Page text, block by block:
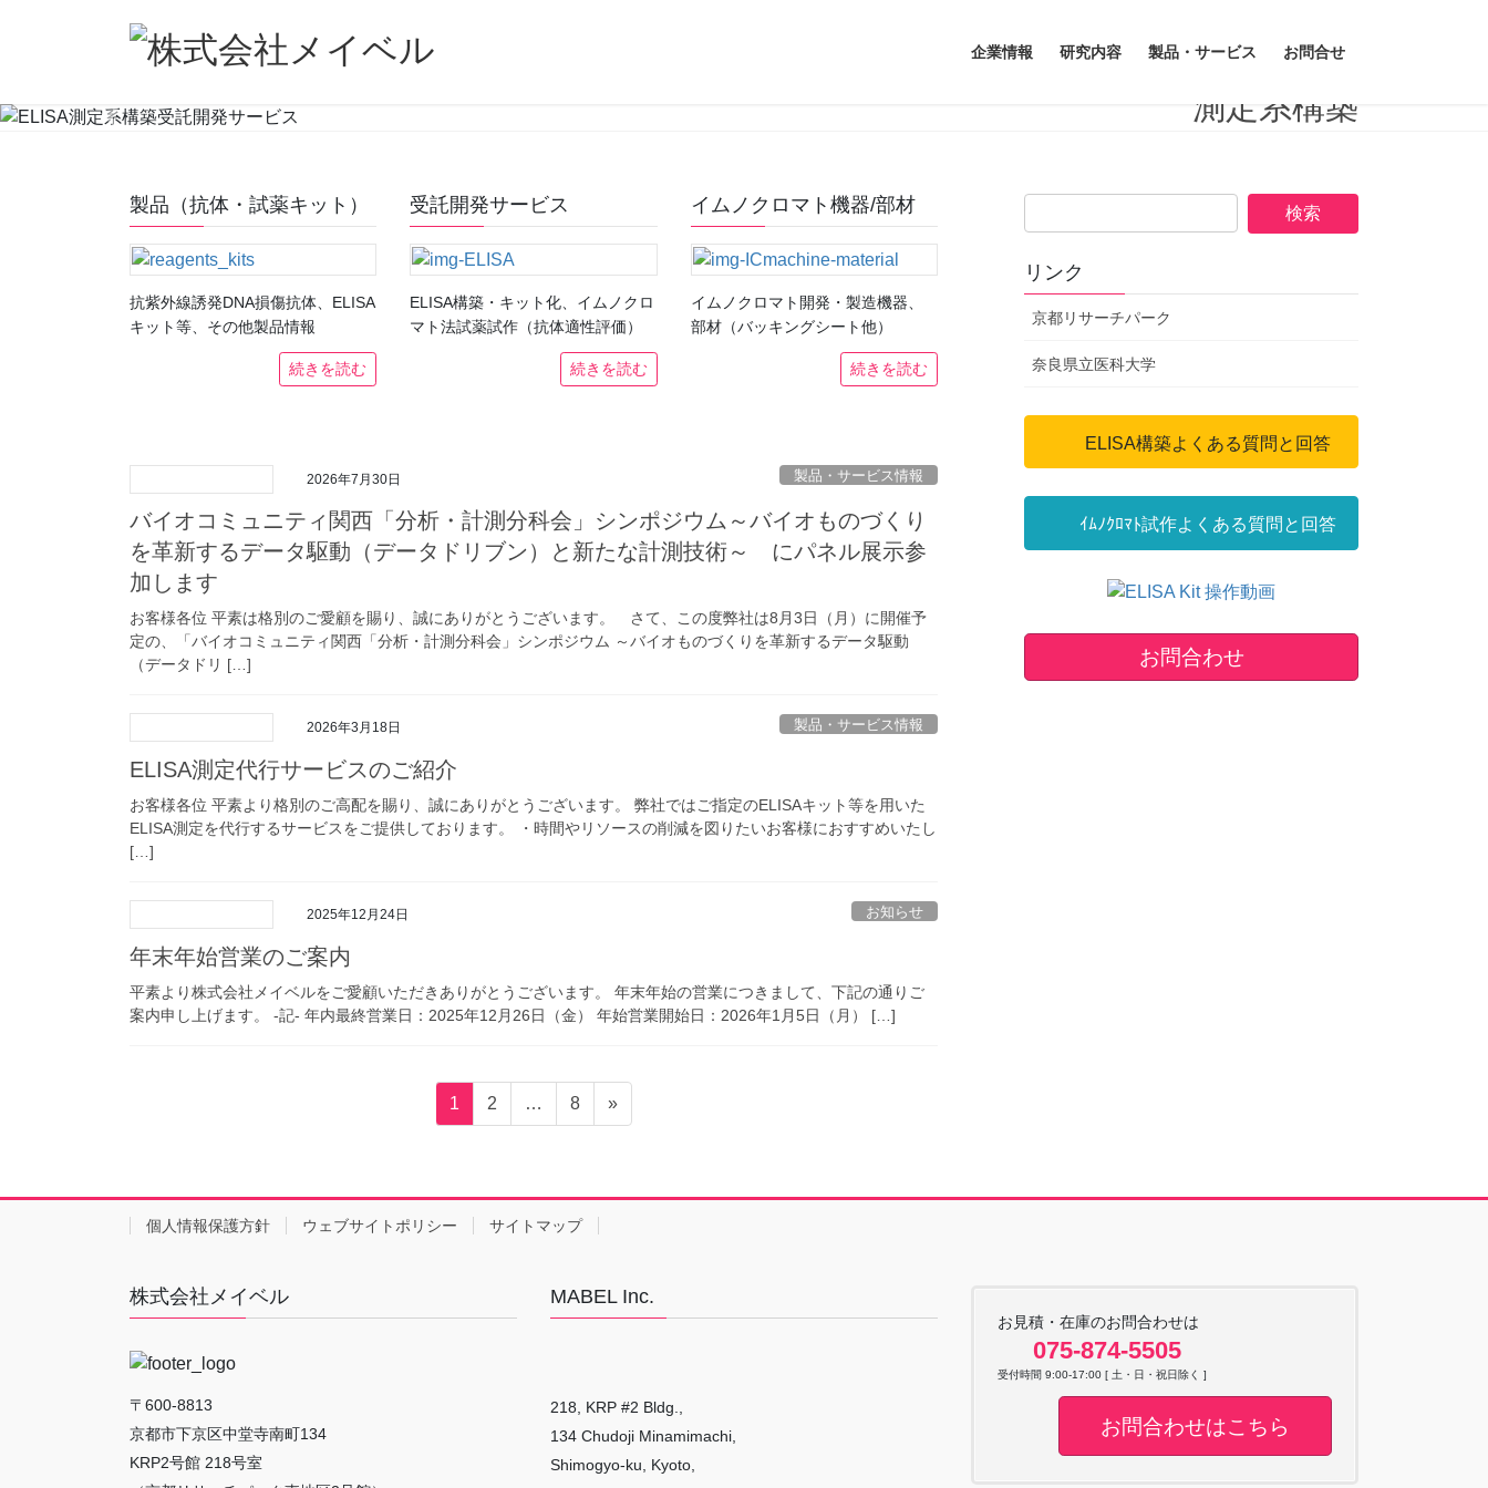
ツ
シ
企業情報 研究内容 製品・サービス お問合せ
ELISA
測定系構築
READ MORE
Previous
製品（抗体・試薬キット）
抗紫外線誘発DNA損傷抗体、ELISA
キット等、その他製品情報
続きを読む
受託開発サービス
ELISA構築・キット化、イムノクロ
マト法試薬試作（抗体適性評価）
続きを読む
イムノクロマト機器/部材
イムノクロマト開発・製造機器、
部材（バッキングシート他）
続きを読む
2026年7月30日 製品・サービス情報
バイオコミュニティ関西「分析・計測分科会」シンポジウム～バイオものづくり
を革新するデータ駆動（データドリブン）と新たな計測技術～ にパネル展示参
加します
お客様各位 平素は格別のご愛顧を賜り、誠にありがとうございます。 さて、この度弊社は8月3日（月）に開催予
定の、「バイオコミュニティ関西「分析・計測分科会」シンポジウム ～バイオものづくりを革新するデータ駆動
（データドリ […]
2026年3月18日 製品・サービス情報
ELISA測定代行サービスのご紹介
お客様各位 平素より格別のご高配を賜り、誠にありがとうございます。 弊社ではご指定のELISAキット等を用いた
ELISA測定を代行するサービスをご提供しております。 ・時間やリソースの削減を図りたいお客様におすすめいたし
[…]
2025年12月24日 お知らせ
年末年始営業のご案内
平素より株式会社メイベルをご愛顧いただきありがとうございます。 年末年始の営業につきまして、下記の通りご
案内申し上げます。 -記- 年内最終営業日：2025年12月26日（金） 年始営業開始日：2026年1月5日（月） […]
ペ
ー
ジ
送
り
固
定
1
固
定
ジ
2 …
固
定
ジ
8 »
リンク
京都リサーチパーク
奈良県立医科大学
ELISA構築よくある質問と回答
ｲﾑﾉｸﾛﾏﾄ試作よくある質問と回答
お問合わせ
個人情報保護方針 ウェブサイトポリシー サイトマップ
株式会社メイベル
〒600-8813
京都市下京区中堂寺南町134
KRP2号館 218号室
MABEL Inc.
218, KRP #2 Bldg.,
134 Chudoji Minamimachi,
Shimogyo-ku, Kyoto,
お見積・在庫のお問合わせは
075-874-5505
受付時間 9:00-17:00 [ 土・日・祝日除く ]
お問合わせはこちら